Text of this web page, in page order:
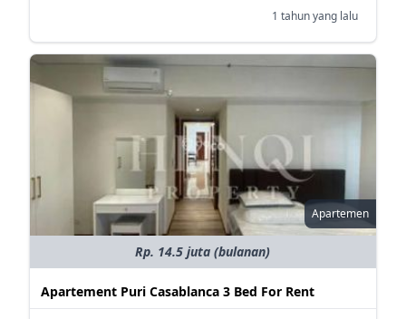
1 tahun yang lalu
Apartemen
Rp. 14.5 juta (bulanan)
Apartement Puri Casablanca 3 Bed For Rent